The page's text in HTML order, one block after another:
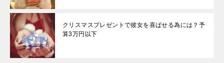
クリスマスプレゼントで彼女を喜ばせる為には？予
算3万円以下